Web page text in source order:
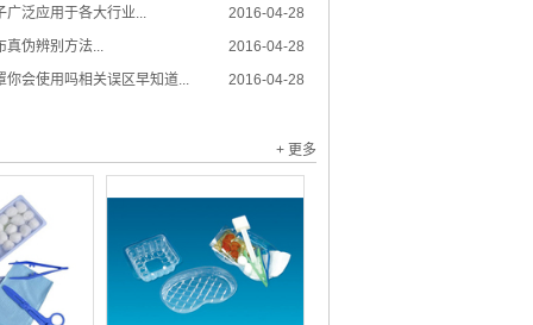
2016-04-28
广泛应用于各大行业...
2016-04-28
真伪辨别方法...
2016-04-28
你会使用吗相关误区早知道...
+ 更多